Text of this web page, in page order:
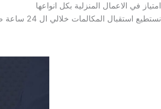
امتياز في الاعمال المنزلية بكل انواعها
نستطيع استقبال المكالمات خلالي ال 24 ساعة طوال الاسبوع